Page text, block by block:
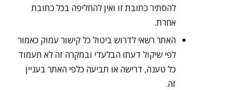
להסתיר כתובת זו ואין להחליפה בכל כתובת
אחרת.
האתר רשאי לדרוש ביטול כל קישור עמוק כאמור
לפי שיקול דעתו הבלעדי ובמקרה זה לא תעמוד
כל טענה, דרישה או תביעה כלפי האתר בעניין
זה.